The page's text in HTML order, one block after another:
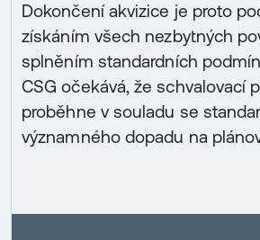
Dokončení akvizice je proto
získáním všech nezbytných
splněním standardních
CSG očekává, že schvalovací
proběhne v souladu se
významného dopadu na